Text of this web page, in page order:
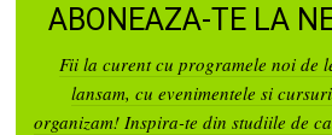
ABONEAZA-TE LA
Fii la curent cu programele noi de
lansam, cu evenimentele si
organizam! Inspira-te din studiile de